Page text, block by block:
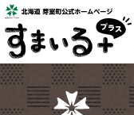
本
文
へ
移
動
る
instagram